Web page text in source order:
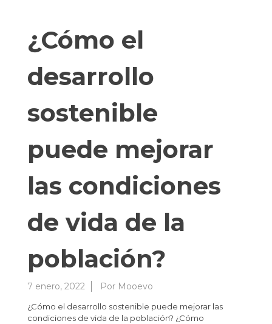
¿Cómo el
desarrollo
sostenible
puede mejorar
las condiciones
de vida de la
población?
7 enero, 2022 Por Mooevo
¿Cómo el desarrollo sostenible puede mejorar las
condiciones de vida de la población? ¿Cómo